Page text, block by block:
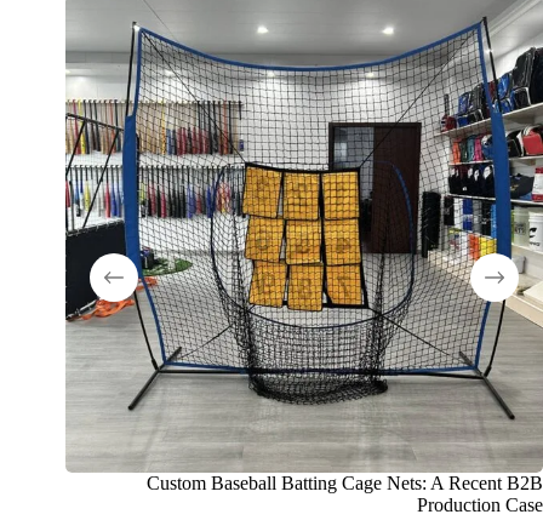
Custom Baseball Batting Cage Nets: A Recent B2B
Production Case